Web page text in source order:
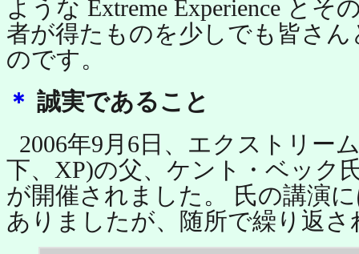
ような Extreme Experience とそ
者が得たものを少しでも皆さ
のです。
＊ 誠実であること
2006年9月6日、エクストリー
下、XP)の父、ケント・ベック
が開催されました。 氏の講演
ありましたが、随所で繰り返